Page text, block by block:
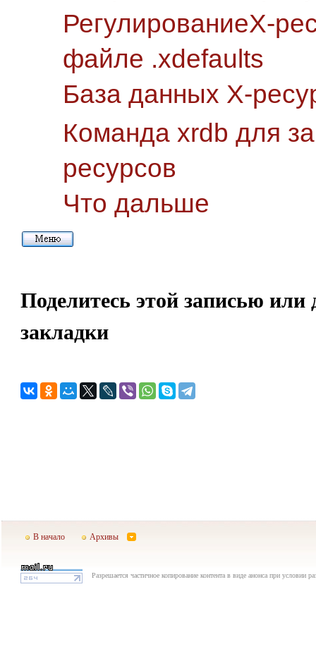
РегулированиеХ-
файле .xdefaults
База данных Х-
Команда xrdb для
ресурсов
Что дальше
Поделитесь этой записью или
закладки
В начало Архивы
Разрешается частичное копирование контента в виде анонса при условии